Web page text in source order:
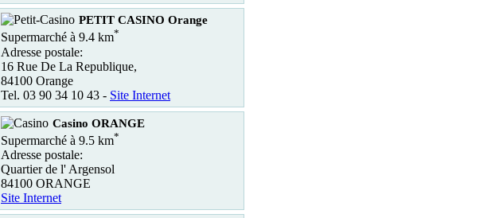
PETIT CASINO Orange
Supermarché à 9.4 km*
Adresse postale:
16 Rue De La Republique,
84100 Orange
Tel. 03 90 34 10 43 - Site Internet
Casino ORANGE
Supermarché à 9.5 km*
Adresse postale:
Quartier de l' Argensol
84100 ORANGE
Site Internet